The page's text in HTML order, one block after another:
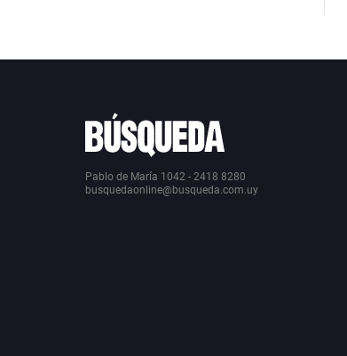
Pablo de María 1042 - 2418 8280
busquedaonline@busqueda.com.uy